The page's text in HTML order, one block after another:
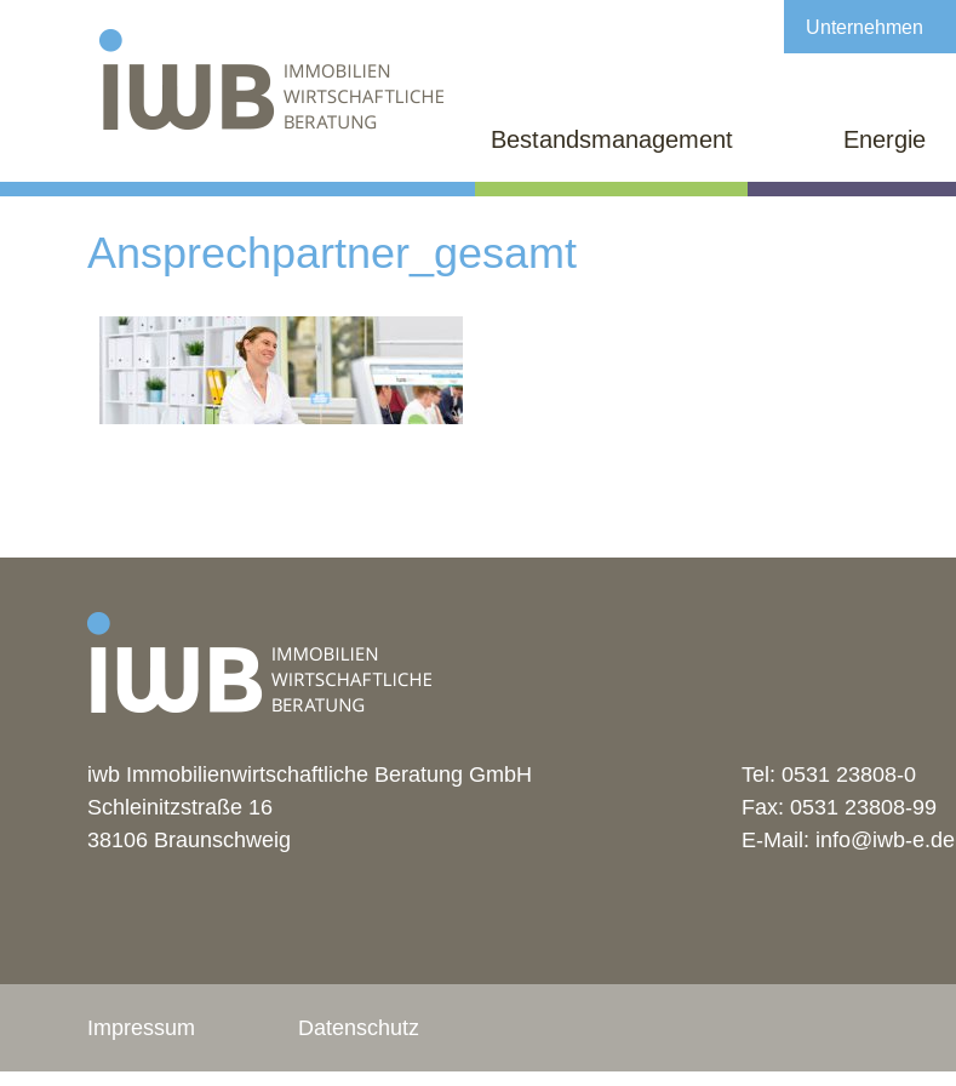
Bestandsmanagement Energie
Unternehmen
Ansprechpartner_gesamt
iwb Immobilienwirtschaftliche Beratung GmbH
Schleinitzstraße 16
38106 Braunschweig
Tel: 0531 23808-0
Fax: 0531 23808-99
E-Mail: info@iwb-e.de
Impressum Datenschutz